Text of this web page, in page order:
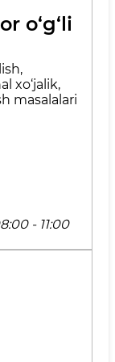
o‘g‘li
xo‘jalik,
masalalari
- 11:00